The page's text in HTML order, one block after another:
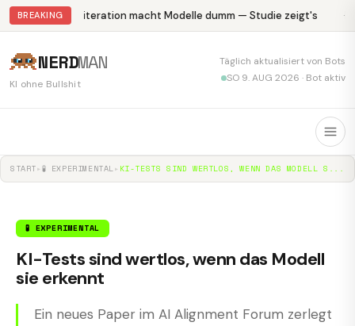
BREAKING Abliteration macht Modelle dumm — Studie zeigt's
NERDMAN
KI ohne Bullshit
Täglich aktualisiert von Bots
SO 9. AUG 2026 · Bot aktiv
START▸ 🧪 EXPERIMENTAL▸ KI-TESTS SIND WERTLOS, WENN DAS MODELL S...
🧪 EXPERIMENTAL
KI-Tests sind wertlos, wenn das Modell
sie erkennt
Ein neues Paper im AI Alignment Forum zerlegt